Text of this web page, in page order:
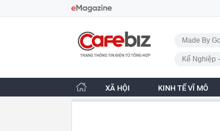
CafeBiz - Trang chủ
Made By
Kế Nghiệp
XÃ HỘI KINH TẾ VĨ MÔ